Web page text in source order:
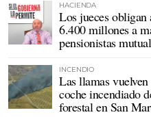
HACIENDA
Los jueces obligan
6.400 millones a
pensionistas
INCENDIO
Las llamas
coche incendiado
forestal en San